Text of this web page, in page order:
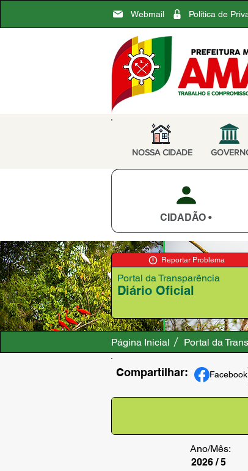
Webmail Política de
NOSSA CIDADE
CIDADÃO •
Reportar Problema
Diário Oficial
Portal da Transparência
Página Inicial Portal da
Compartilhar: Facebook
Ano/Mês:
2026 / 5